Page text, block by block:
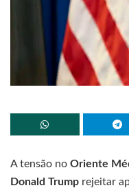
A tensão no Oriente
Donald Trump rejeitar